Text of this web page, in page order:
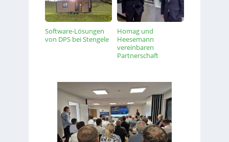
Software-Lösungen
von DPS bei Stengele
Homag und
Heesemann
vereinbaren
Partnerschaft